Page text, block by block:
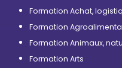
Formation Achat,
Formation
Formation Animaux,
Formation Arts